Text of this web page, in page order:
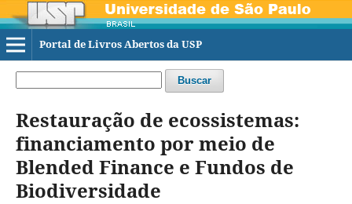
Portal de Livros Abertos da USP
Buscar
Restauração de ecossistemas:
financiamento por meio de
Blended Finance e Fundos de
Biodiversidade